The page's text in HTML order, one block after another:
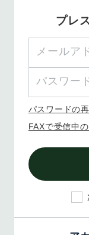
プレ
パスワードの
FAXで受信中